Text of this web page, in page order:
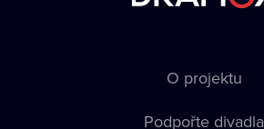
O projektu
Podpořte divadla